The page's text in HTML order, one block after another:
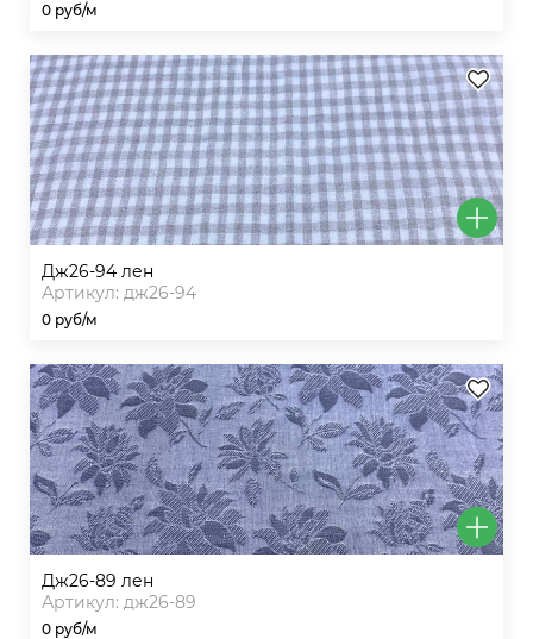
0 руб/м
дж26-94 лен
Артикул: дж26-94
0 руб/м
дж26-89 лен
Артикул: дж26-89
0 руб/м